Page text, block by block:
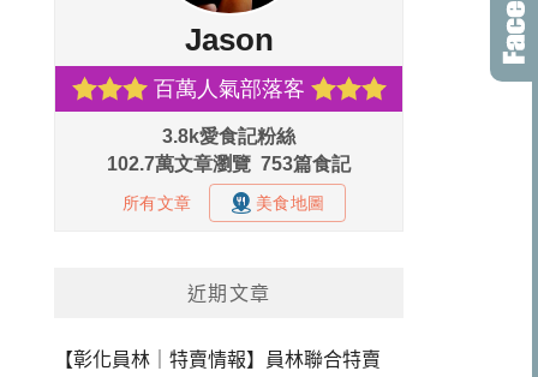
近期文章
【彰化員林｜特賣情報】員林聯合特賣